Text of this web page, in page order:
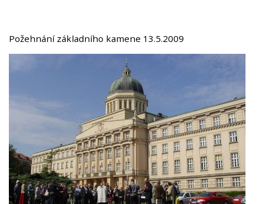
Požehnání základního kamene 13.5.2009